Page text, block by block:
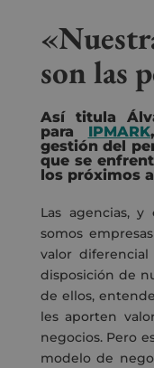
son las
Así titula
para IPMARK
gestión del
que se
los próximos
Las agencias,
somos
valor
disposición de
de ellos,
les aporten
negocios. Pero
modelo de